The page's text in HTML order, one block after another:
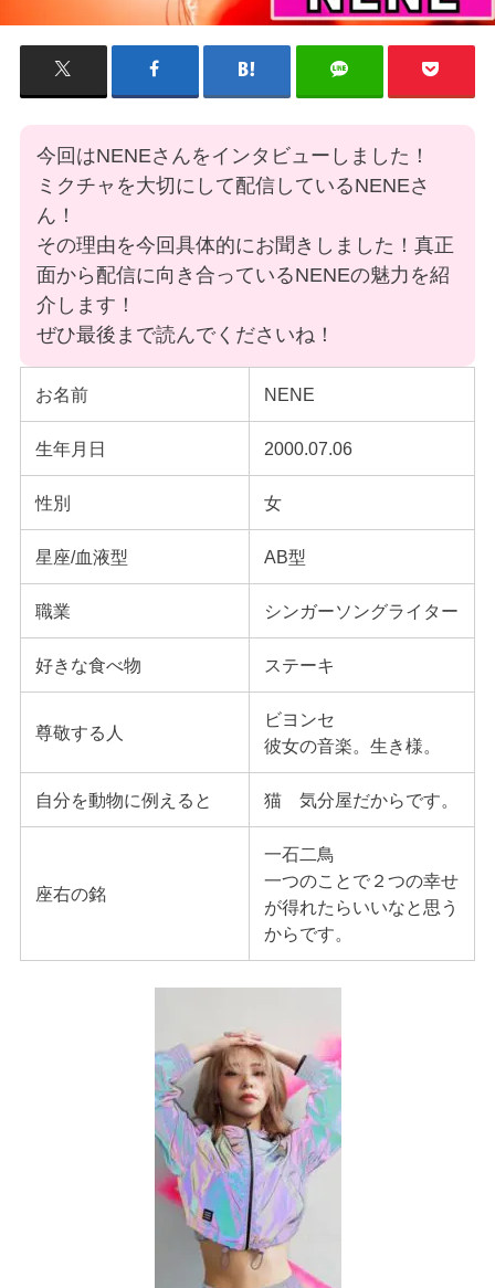
今回はNENEさんをインタビューしました！
ミクチャを大切にして配信しているNENEさ
ん！
その理由を今回具体的にお聞きしました！真正
面から配信に向き合っているNENEの魅力を紹
介します！
ぜひ最後まで読んでくださいね！
お名前 NENE
生年月日 2000.07.06
性別 女
星座/血液型 AB型
職業 シンガーソングライター
好きな食べ物 ステーキ
尊敬する人
ビヨンセ
彼女の音楽。生き様。
自分を動物に例えると 猫 気分屋だからです。
座右の銘
一石二鳥
一つのことで２つの幸せ
が得れたらいいなと思う
からです。